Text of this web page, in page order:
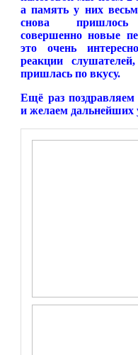
а память у них
снова пришлось
совершенно новые
это очень
реакции
пришлась по вкусу.
Ещё раз поздравляем
и желаем дальнейших